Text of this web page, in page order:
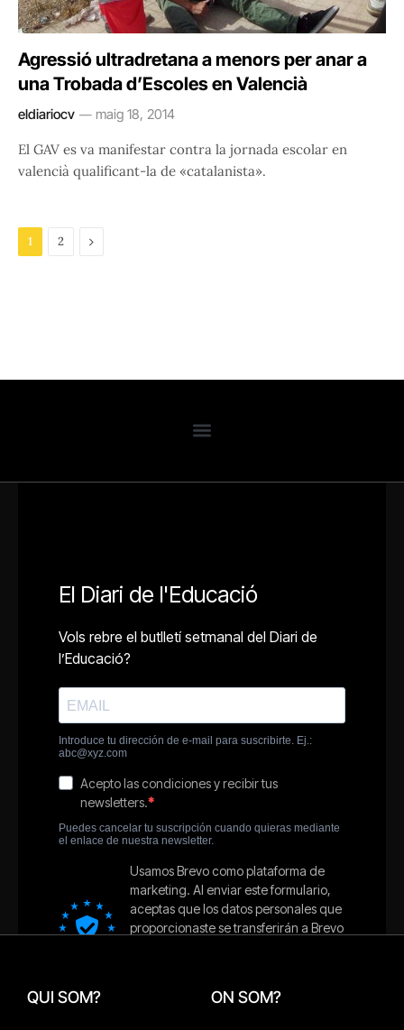
Agressió ultradretana a menors per anar a
una Trobada d’Escoles en Valencià
eldiariocv maig 18, 2014
El GAV es va manifestar contra la jornada escolar en
valencià qualificant-la de «catalanista».
1 2 Next
QUI SOM? ON SOM?